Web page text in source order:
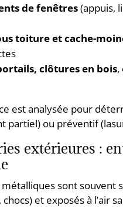
de fenêtres(appuis,
toiture et cache-
clôtures en bois,
est analysée pour
partiel) ou préventif
extérieures :
sont souvent
et exposés à l’air